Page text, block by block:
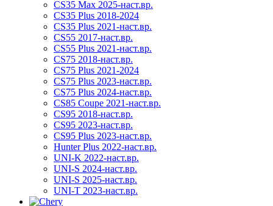
CS35 Max 2025-наст.вр.
CS35 Plus 2018-2024
CS35 Plus 2021-наст.вр.
CS55 2017-наст.вр.
CS55 Plus 2021-наст.вр.
CS75 2018-наст.вр.
CS75 Plus 2021-2024
CS75 Plus 2023-наст.вр.
CS75 Plus 2024-наст.вр.
CS85 Coupe 2021-наст.вр.
CS95 2018-наст.вр.
CS95 2023-наст.вр.
CS95 Plus 2023-наст.вр.
Hunter Plus 2022-наст.вр.
UNI-K 2022-наст.вр.
UNI-S 2024-наст.вр.
UNI-S 2025-наст.вр.
UNI-T 2023-наст.вр.